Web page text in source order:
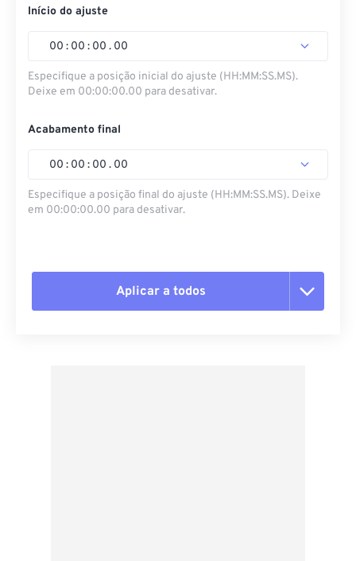
Início do ajuste
00 : 00 : 00 . 00
Especifique a posição inicial do ajuste (HH:MM:SS.MS).
Deixe em 00:00:00.00 para desativar.
Acabamento final
00 : 00 : 00 . 00
Especifique a posição final do ajuste (HH:MM:SS.MS). Deixe
em 00:00:00.00 para desativar.
Aplicar a todos